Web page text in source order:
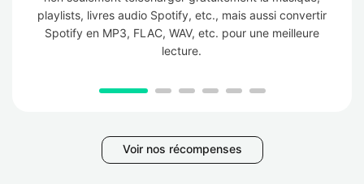
playlists, livres audio Spotify, etc., mais aussi convertir
Spotify en MP3, FLAC, WAV, etc. pour une meilleure
lecture.
Voir nos récompenses